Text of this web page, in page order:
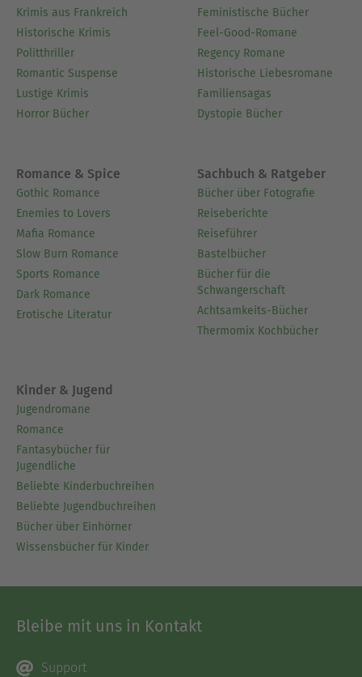
Krimis aus Frankreich
Historische Krimis
Politthriller
Romantic Suspense
Lustige Krimis
Horror Bücher
Feministische Bücher
Feel-Good-Romane
Regency Romane
Historische Liebesromane
Familiensagas
Dystopie Bücher
Romance & Spice
Gothic Romance
Enemies to Lovers
Mafia Romance
Slow Burn Romance
Sports Romance
Dark Romance
Erotische Literatur
Sachbuch & Ratgeber
Bücher über Fotografie
Reiseberichte
Reiseführer
Bastelbücher
Bücher für die
Schwangerschaft
Achtsamkeits-Bücher
Thermomix Kochbücher
Kinder & Jugend
Jugendromane
Romance
Fantasybücher für
Jugendliche
Beliebte Kinderbuchreihen
Beliebte Jugendbuchreihen
Bücher über Einhörner
Wissensbücher für Kinder
Bleibe mit uns in Kontakt
Support